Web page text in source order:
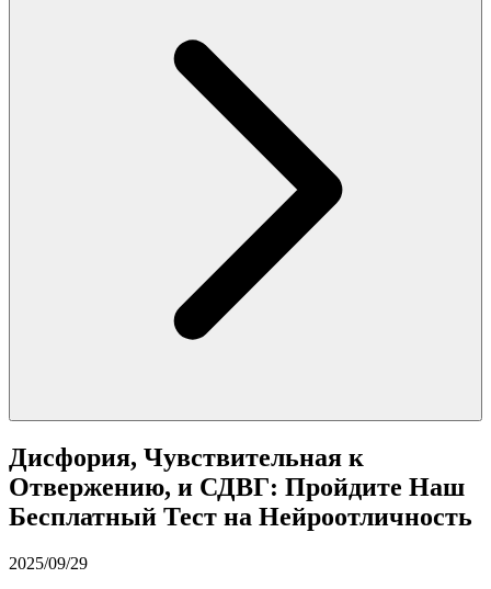
Дисфория, Чувствительная к
Отвержению, и СДВГ: Пройдите Наш
Бесплатный Тест на Нейроотличность
2025/09/29